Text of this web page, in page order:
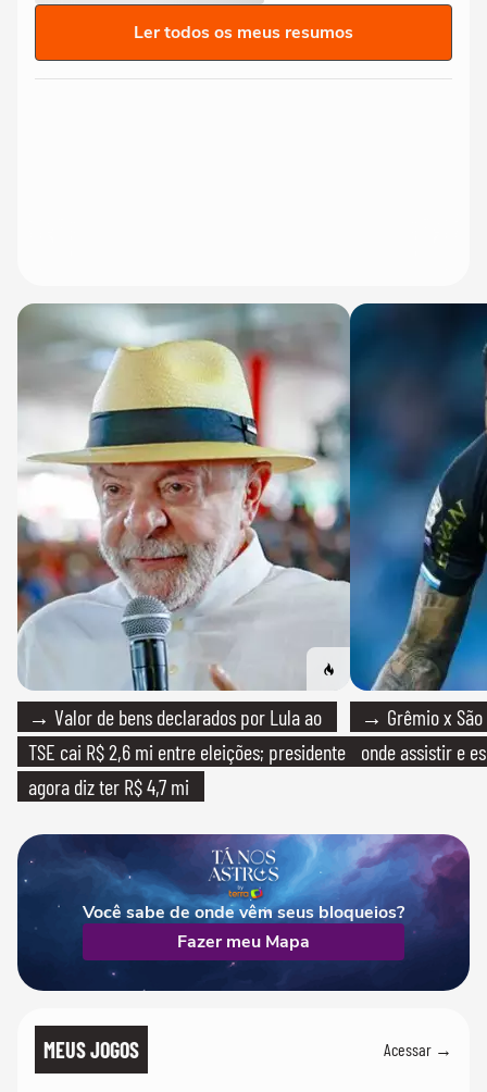
Ler todos os meus resumos
→ Valor de bens declarados por Lula ao
TSE cai R$ 2,6 mi entre eleições; presidente
agora diz ter R$ 4,7 mi
→ Grêmio x São
onde assistir e
Você sabe de onde vêm seus bloqueios?
Fazer meu Mapa
MEUS JOGOS Acessar →